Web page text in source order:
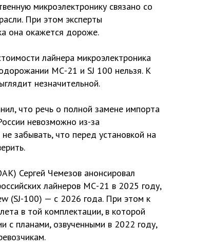
микроэлектронику связано со
При этом эксперты
она окажется дороже.
лайнера микроэлектроника
МС-21 и SJ 100 нельзя. К
незначительной.
что речь о полной замене импорта
невозможно из-за
забывать, что перед установкой на
Сергей Чемезов анонсировал
лайнеров МС-21 в 2025 году,
(SJ-100) — с 2026 года. При этом к
в той комплектации, в которой
с планами, озвученными в 2022 году,